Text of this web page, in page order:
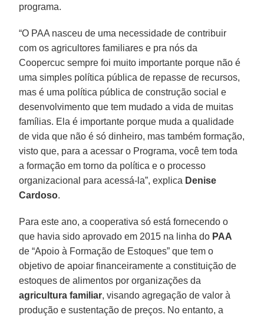
programa.
“O PAA nasceu de uma necessidade de contribuir
com os agricultores familiares e pra nós da
Coopercuc sempre foi muito importante porque não é
uma simples política pública de repasse de recursos,
mas é uma política pública de construção social e
desenvolvimento que tem mudado a vida de muitas
famílias. Ela é importante porque muda a qualidade
de vida que não é só dinheiro, mas também formação,
visto que, para a acessar o Programa, você tem toda
a formação em torno da política e o processo
organizacional para acessá-la”, explica Denise
Cardoso.
Para este ano, a cooperativa só está fornecendo o
que havia sido aprovado em 2015 na linha do PAA
de “Apoio à Formação de Estoques” que tem o
objetivo de apoiar financeiramente a constituição de
estoques de alimentos por organizações da
agricultura familiar, visando agregação de valor à
produção e sustentação de preços. No entanto, a